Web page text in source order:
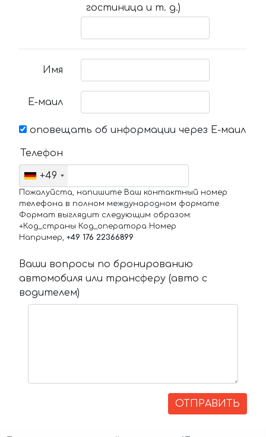
гостиница и т. д.)
Имя
Е-маил
оповещать об информации через Е-маил
Телефон
+49
Пожалуйста, напишите Ваш контактный номер
телефона в полном международном формате.
Формат выглядит следующим образом:
+Код_страны Код_оператора Номер
Например, +49 176 22366899
Ваши вопросы по бронированию
автомобиля или трансферу (авто с
водителем)
ОТПРАВИТЬ